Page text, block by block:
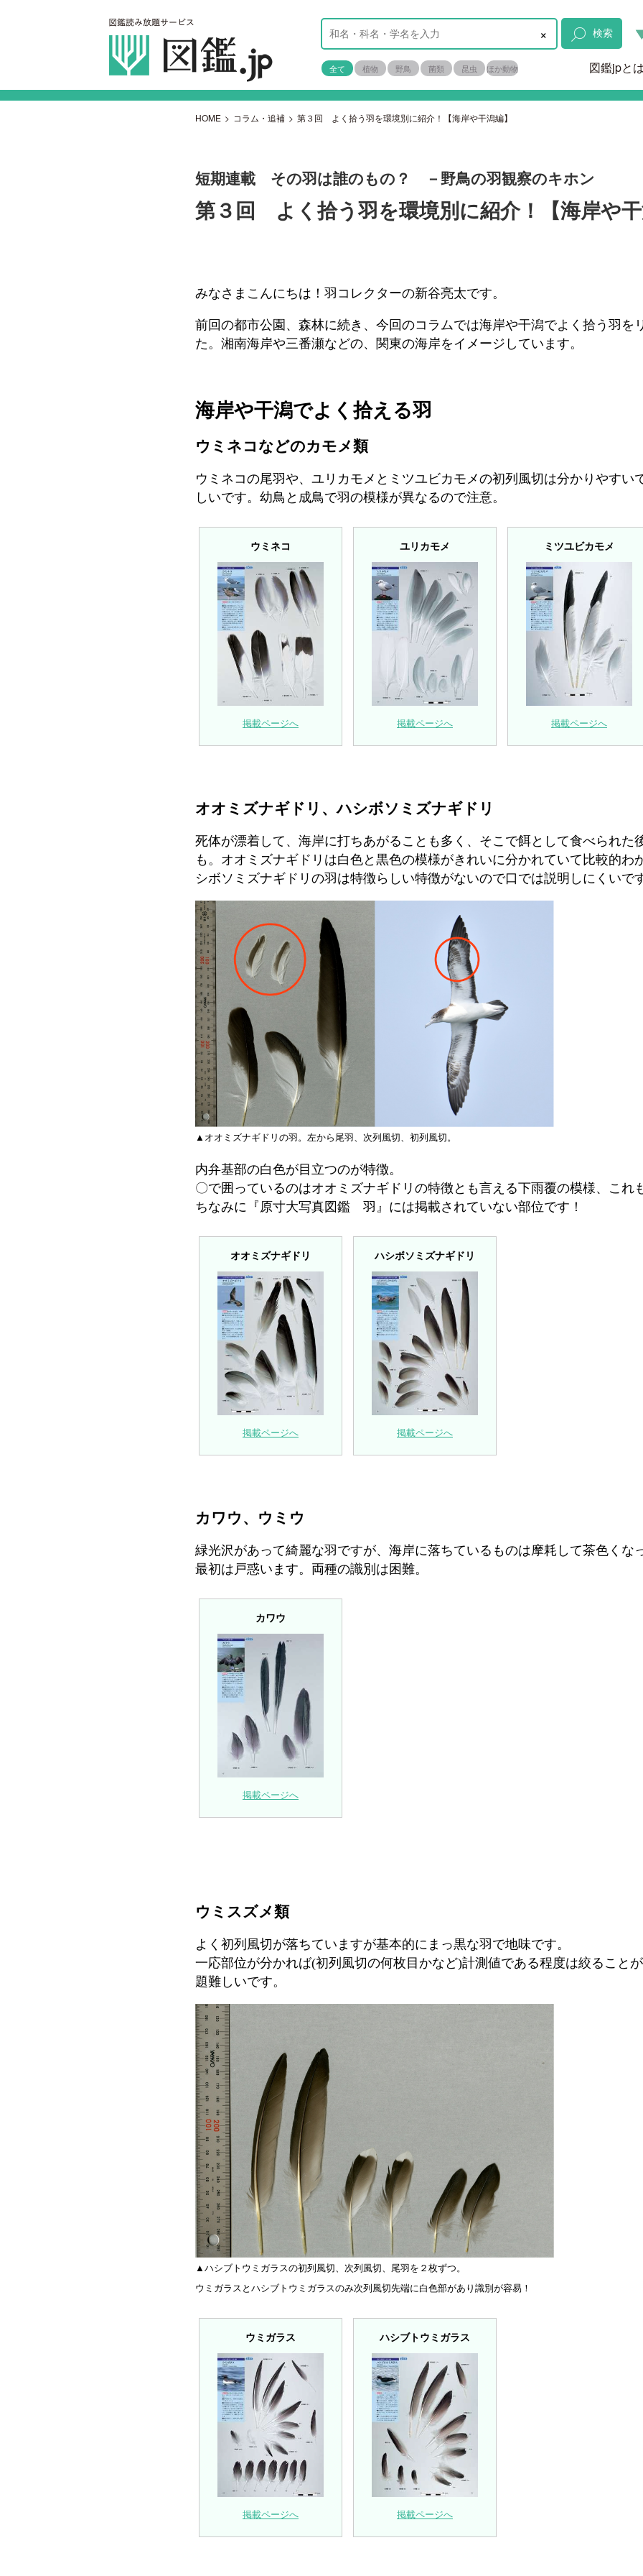
× 検索
全て 植物 野鳥 菌類 昆虫 ほか動物 図鑑jpと
HOME > コラム・追補 > 第３回 よく拾う羽を環境別に紹介！【海岸や干潟編】
短期連載 その羽は誰のもの？ －野鳥の羽観察のキホン
第３回 よく拾う羽を環境別に紹介！【海岸や干
みなさまこんにちは！羽コレクターの新谷亮太です。
前回の都市公園、森林に続き、今回のコラムでは海岸や干潟でよく拾う羽を
た。湘南海岸や三番瀬などの、関東の海岸をイメージしています。
海岸や干潟でよく拾える羽
ウミネコなどのカモメ類
ウミネコの尾羽や、ユリカモメとミツユビカモメの初列風切は分かりやすい
しいです。幼鳥と成鳥で羽の模様が異なるので注意。
ウミネコ
掲載ページへ
ユリカモメ
掲載ページへ
ミツユビカモメ
掲載ページへ
オオミズナギドリ、ハシボソミズナギドリ
死体が漂着して、海岸に打ちあがることも多く、そこで餌として食べられた
も。オオミズナギドリは白色と黒色の模様がきれいに分かれていて比較的わ
シボソミズナギドリの羽は特徴らしい特徴がないので口では説明しにくいで
▲オオミズナギドリの羽。左から尾羽、次列風切、初列風切。
内弁基部の白色が目立つのが特徴。
〇で囲っているのはオオミズナギドリの特徴とも言える下雨覆の模様、これ
ちなみに『原寸大写真図鑑 羽』には掲載されていない部位です！
オオミズナギドリ
掲載ページへ
ハシボソミズナギドリ
掲載ページへ
カワウ、ウミウ
緑光沢があって綺麗な羽ですが、海岸に落ちているものは摩耗して茶色くな
最初は戸惑います。両種の識別は困難。
カワウ
掲載ページへ
ウミスズメ類
よく初列風切が落ちていますが基本的にまっ黒な羽で地味です。
一応部位が分かれば(初列風切の何枚目かなど)計測値である程度は絞ること
題難しいです。
▲ハシブトウミガラスの初列風切、次列風切、尾羽を２枚ずつ。
ウミガラスとハシブトウミガラスのみ次列風切先端に白色部があり識別が容易！
ウミガラス
掲載ページへ
ハシブトウミガラス
掲載ページへ